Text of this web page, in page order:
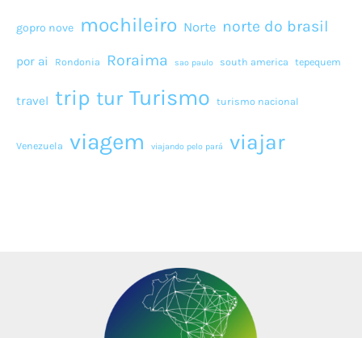
gopro nove mochileiro Norte norte do brasil
por ai Rondonia Roraima sao paulo south america tepequem
travel trip tur Turismo turismo nacional
Venezuela viagem viajando pelo pará viajar